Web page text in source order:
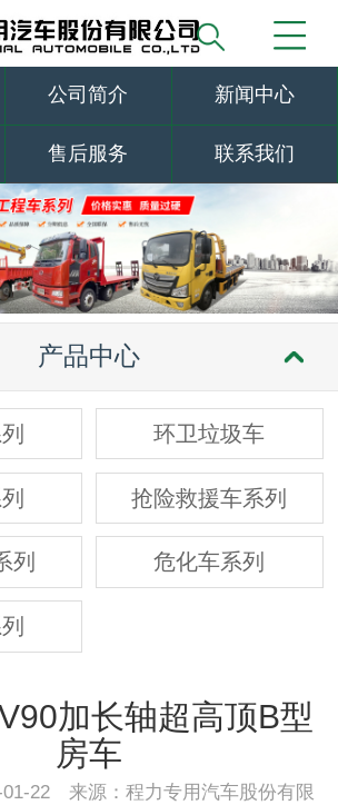
公司简介 新闻中心
售后服务 联系我们
产品中心
环卫垃圾车
抢险救援车系列
列 危化车系列
加长轴超高顶B型
房车
01-22 来源：程力专用汽车股份有限